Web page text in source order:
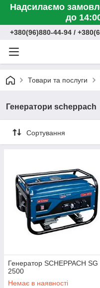
Надсилаємо
до
+380(96)880-44-94 /
Товари та послуги
Генератори scheppach
Сортування
Генератор SCHEPPACH SG
2500
Немає в наявності